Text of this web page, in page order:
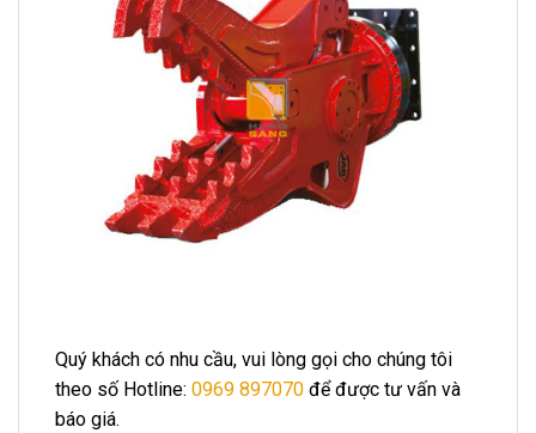
Quý khách có nhu cầu, vui lòng gọi cho chúng tôi
theo số Hotline: 0969 897070 để được tư vấn và
báo giá.